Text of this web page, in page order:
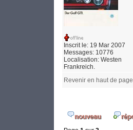
Inscrit le: 19 Mar 2007
Messages: 10776
Localisation: Westen
Frankreich.
Revenir en haut de page